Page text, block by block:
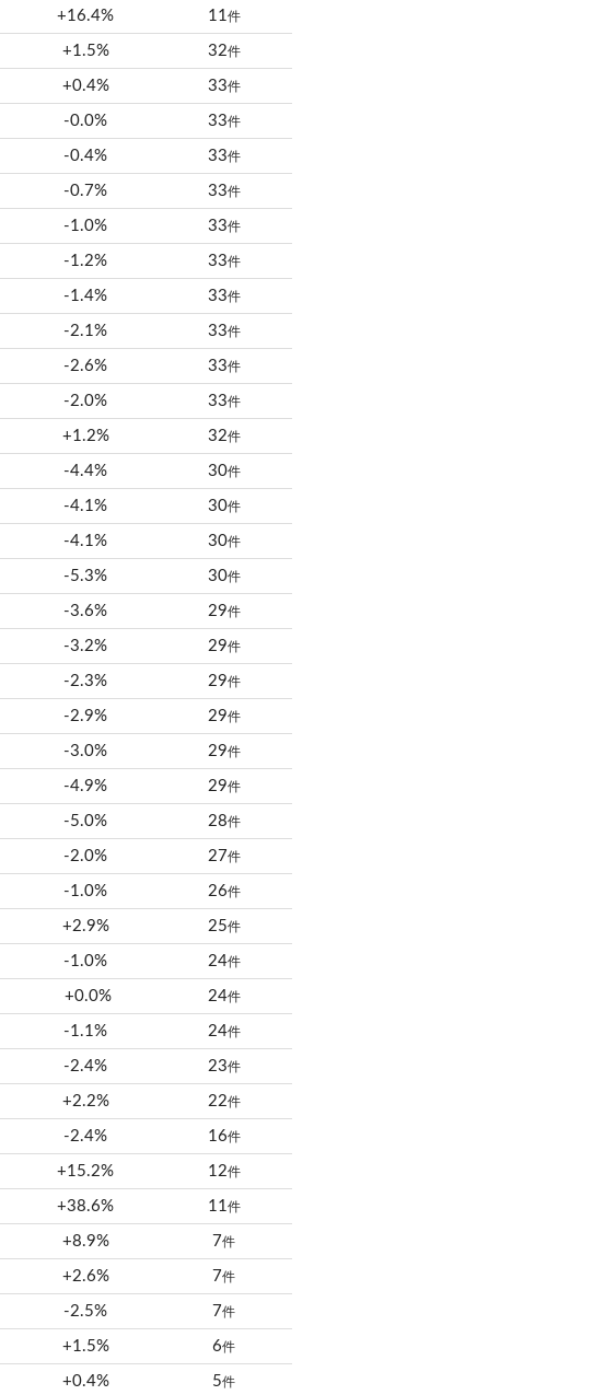
+16.4% 11件
+1.5% 32件
+0.4% 33件
-0.0% 33件
-0.4% 33件
-0.7% 33件
-1.0% 33件
-1.2% 33件
-1.4% 33件
-2.1% 33件
-2.6% 33件
-2.0% 33件
+1.2% 32件
-4.4% 30件
-4.1% 30件
-4.1% 30件
-5.3% 30件
-3.6% 29件
-3.2% 29件
-2.3% 29件
-2.9% 29件
-3.0% 29件
-4.9% 29件
-5.0% 28件
-2.0% 27件
-1.0% 26件
+2.9% 25件
-1.0% 24件
+0.0% 24件
-1.1% 24件
-2.4% 23件
+2.2% 22件
-2.4% 16件
+15.2% 12件
+38.6% 11件
+8.9% 7件
+2.6% 7件
-2.5% 7件
+1.5% 6件
+0.4% 5件